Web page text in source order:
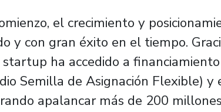
el crecimiento y
y con gran éxito en el tiempo.
ha accedido a
Semilla de Asignación Flexible)
apalancar más de 200